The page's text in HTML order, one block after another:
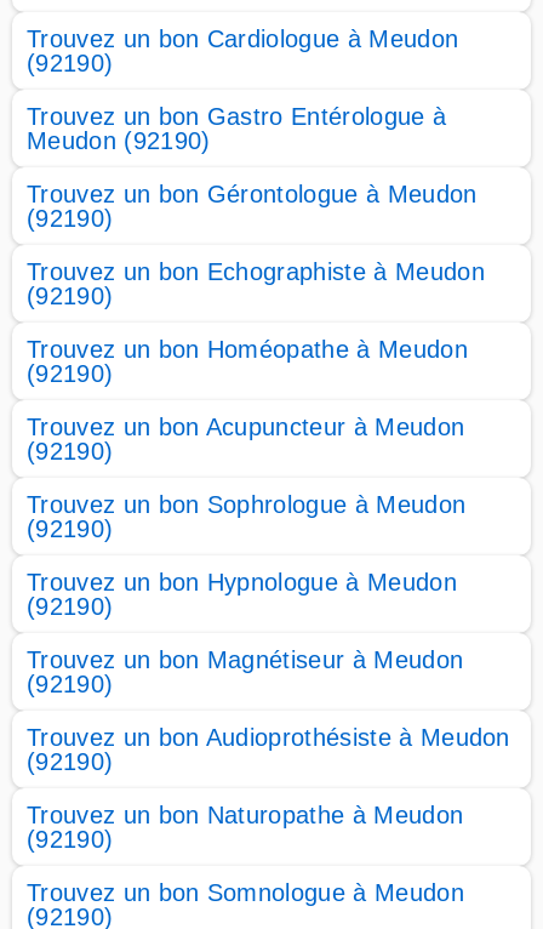
Trouvez un bon Cardiologue à Meudon
(92190)
Trouvez un bon Gastro Entérologue à
Meudon (92190)
Trouvez un bon Gérontologue à Meudon
(92190)
Trouvez un bon Echographiste à Meudon
(92190)
Trouvez un bon Homéopathe à Meudon
(92190)
Trouvez un bon Acupuncteur à Meudon
(92190)
Trouvez un bon Sophrologue à Meudon
(92190)
Trouvez un bon Hypnologue à Meudon
(92190)
Trouvez un bon Magnétiseur à Meudon
(92190)
Trouvez un bon Audioprothésiste à Meudon
(92190)
Trouvez un bon Naturopathe à Meudon
(92190)
Trouvez un bon Somnologue à Meudon
(92190)